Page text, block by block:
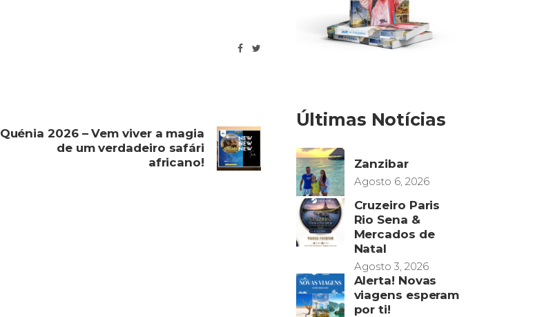
Quénia 2026 – Vem viver a magia
de um verdadeiro safári
africano!
Últimas Notícias
Zanzibar
Agosto 6, 2026
Cruzeiro Paris
Rio Sena &
Mercados de
Natal
Agosto 3, 2026
Alerta! Novas
viagens esperam
por ti!